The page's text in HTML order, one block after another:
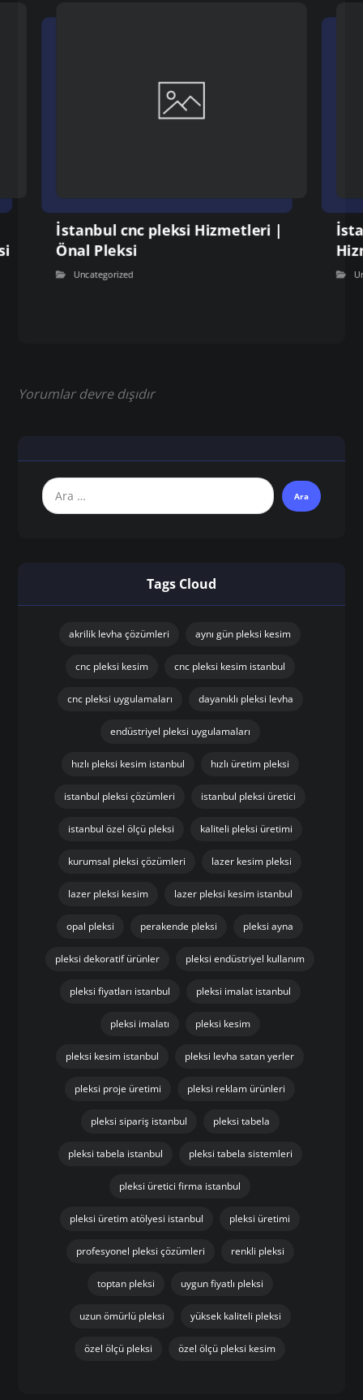
İstanbul cnc pleksi Hizmetleri |
Önal Pleksi
Uncategorized
Yorumlar devre dışıdır
Tags Cloud
akrilik levha çözümleri aynı gün pleksi kesim
cnc pleksi kesim cnc pleksi kesim istanbul
cnc pleksi uygulamaları dayanıklı pleksi levha
endüstriyel pleksi uygulamaları
hızlı pleksi kesim istanbul hızlı üretim pleksi
istanbul pleksi çözümleri istanbul pleksi üretici
istanbul özel ölçü pleksi kaliteli pleksi üretimi
kurumsal pleksi çözümleri lazer kesim pleksi
lazer pleksi kesim lazer pleksi kesim istanbul
opal pleksi perakende pleksi pleksi ayna
pleksi dekoratif ürünler pleksi endüstriyel kullanım
pleksi fiyatları istanbul pleksi imalat istanbul
pleksi imalatı pleksi kesim
pleksi kesim istanbul pleksi levha satan yerler
pleksi proje üretimi pleksi reklam ürünleri
pleksi sipariş istanbul pleksi tabela
pleksi tabela istanbul pleksi tabela sistemleri
pleksi üretici firma istanbul
pleksi üretim atölyesi istanbul pleksi üretimi
profesyonel pleksi çözümleri renkli pleksi
toptan pleksi uygun fiyatlı pleksi
uzun ömürlü pleksi yüksek kaliteli pleksi
özel ölçü pleksi özel ölçü pleksi kesim